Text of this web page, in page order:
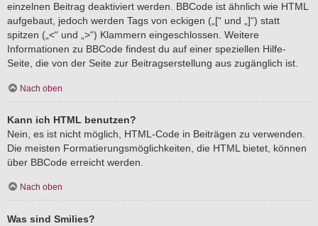
einzelnen Beitrag deaktiviert werden. BBCode ist ähnlich wie HTML
aufgebaut, jedoch werden Tags von eckigen („[“ und „]“) statt
spitzen („<“ und „>“) Klammern eingeschlossen. Weitere
Informationen zu BBCode findest du auf einer speziellen Hilfe-
Seite, die von der Seite zur Beitragserstellung aus zugänglich ist.
Nach oben
Kann ich HTML benutzen?
Nein, es ist nicht möglich, HTML-Code in Beiträgen zu verwenden.
Die meisten Formatierungsmöglichkeiten, die HTML bietet, können
über BBCode erreicht werden.
Nach oben
Was sind Smilies?